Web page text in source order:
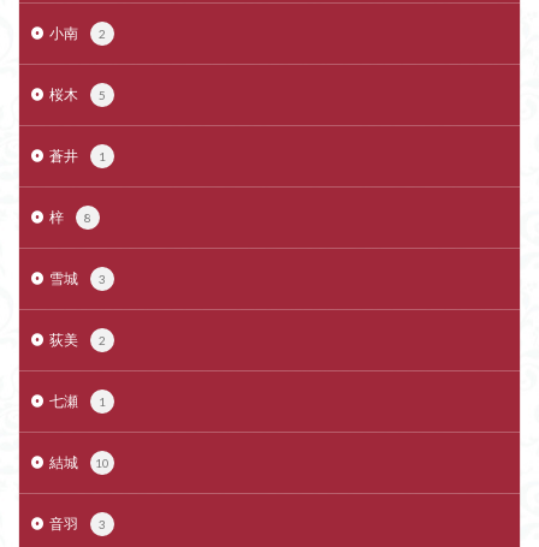
小南 2
桜木 5
蒼井 1
梓 8
雪城 3
荻美 2
七瀬 1
結城 10
音羽 3